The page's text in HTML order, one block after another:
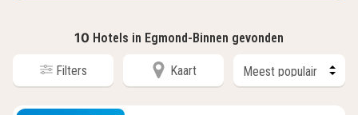
10 Hotels in Egmond-Binnen gevonden
Filters Kaart